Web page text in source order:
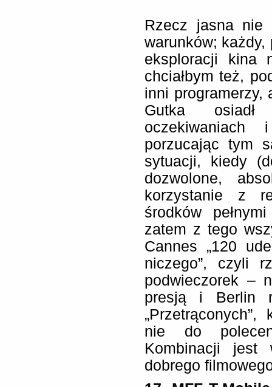
Rzecz jasna nie
warunków; każdy,
eksploracji kina
chciałbym też,
inni programerzy,
Gutka
oczekiwaniach
porzucając tym
sytuacji, kiedy
dozwolone,
korzystanie z
środków
zatem z tego
Cannes „120
niczego”, czyli
podwieczorek –
presją i Berlin
nie do
Kombinacji jest
dobrego